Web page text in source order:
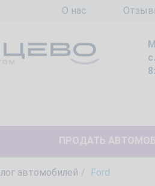
О нас
ПРОДАТЬ
автомобилей Ford